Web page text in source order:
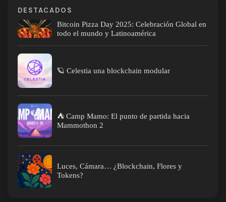
DESTACADOS
Bitcoin Pizza Day 2025: Celebración Global en
todo el mundo y Latinoamérica
🪐 Celestia una blockchain modular
⛺ Camp Mamo: El punto de partida hacia
Mammothon 2
Luces, Cámara… ¿Blockchain, Flores y
Tokens?